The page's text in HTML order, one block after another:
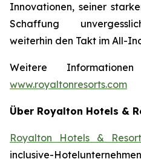
Innovationen, seiner
Schaffung
weiterhin den Takt im All-
Weitere
www.royaltonresorts.com
Über Royalton Hotels &
Royalton Hotels &
inclusive-